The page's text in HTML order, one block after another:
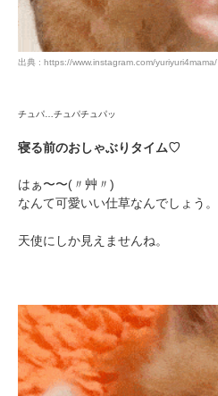
出典 : https://www.instagram.com/yuriyuri4mama/
チュパ…チュパチュパッ
寝る前のおしゃぶりタイム♡
はぁ〜〜(〃艸〃)
なんて可愛いい仕草なんでしょう。
天使にしか見えませんね。